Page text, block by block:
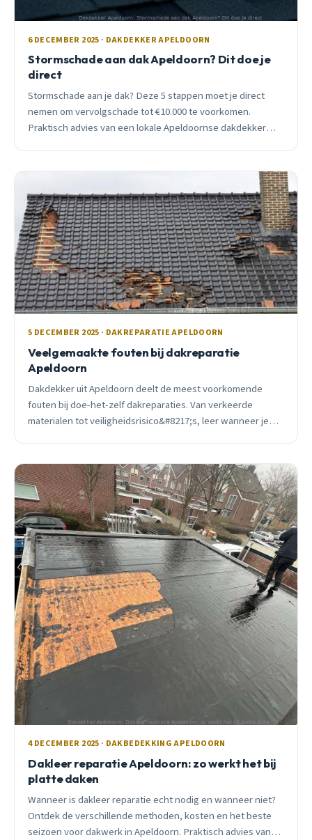
6 DECEMBER 2025 · DAKDEKKER APELDOORN
Stormschade aan dak Apeldoorn? Dit doe je
direct
Stormschade aan je dak? Deze 5 stappen moet je direct
nemen om vervolgschade tot €10.000 te voorkomen.
Praktisch advies van een lokale Apeldoornse dakdekker
5 DECEMBER 2025 · DAKREPARATIE APELDOORN
Veelgemaakte fouten bij dakreparatie
Apeldoorn
Dakdekker uit Apeldoorn deelt de meest voorkomende
fouten bij doe-het-zelf dakreparaties. Van verkeerde
materialen tot veiligheidsrisico&#8217;s, leer wanneer je
4 DECEMBER 2025 · DAKBEDEKKING APELDOORN
Dakleer reparatie Apeldoorn: zo werkt het bij
platte daken
Wanneer is dakleer reparatie echt nodig en wanneer niet?
Ontdek de verschillende methoden, kosten en het beste
seizoen voor dakwerk in Apeldoorn. Praktisch advies van